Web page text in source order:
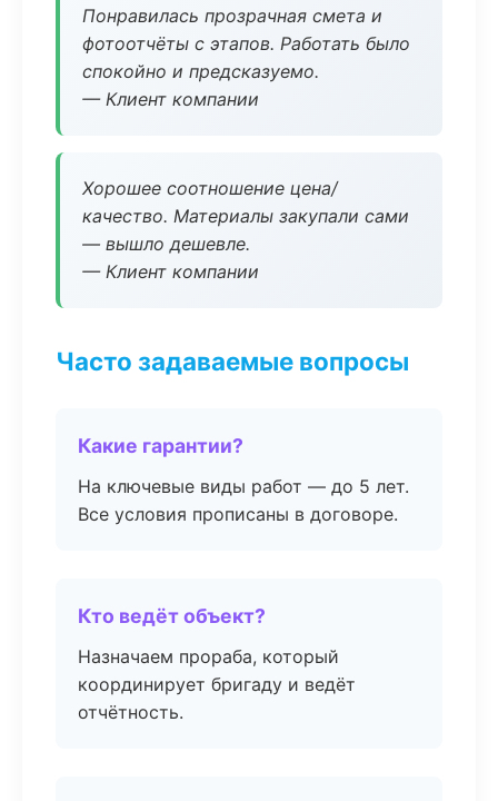
Понравилась прозрачная смета и
фотоотчёты с этапов. Работать было
спокойно и предсказуемо.
— Клиент компании
Хорошее соотношение цена/
качество. Материалы закупали сами
— вышло дешевле.
— Клиент компании
Часто задаваемые вопросы
Какие гарантии?
На ключевые виды работ — до 5 лет.
Все условия прописаны в договоре.
Кто ведёт объект?
Назначаем прораба, который
координирует бригаду и ведёт
отчётность.